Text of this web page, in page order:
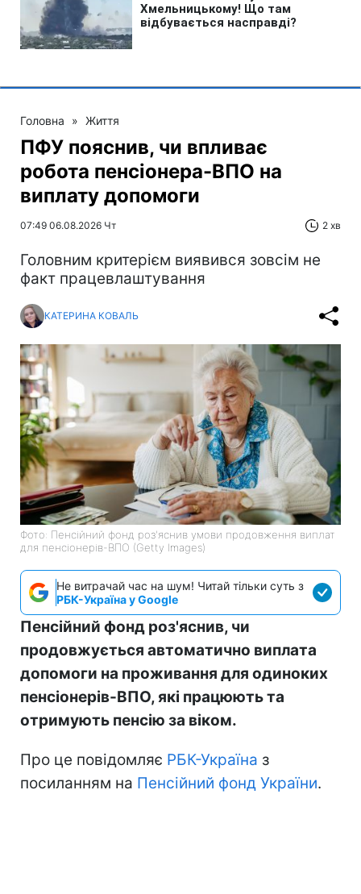
Головна » Життя
ПФУ пояснив, чи впливає
робота пенсіонера-ВПО на
виплату допомоги
07:49 06.08.2026 Чт 2 хв
Головним критерієм виявився зовсім не
факт працевлаштування
КАТЕРИНА КОВАЛЬ
Фото: Пенсійний фонд роз'яснив умови продовження виплат
для пенсіонерів-ВПО (Getty Images)
Не витрачай час на шум! Читай тільки суть з
РБК-Україна у Google
Пенсійний фонд роз'яснив, чи
продовжується автоматично виплата
допомоги на проживання для одиноких
пенсіонерів-ВПО, які працюють та
отримують пенсію за віком.
Про це повідомляє РБК-Україна з
посиланням на Пенсійний фонд України.